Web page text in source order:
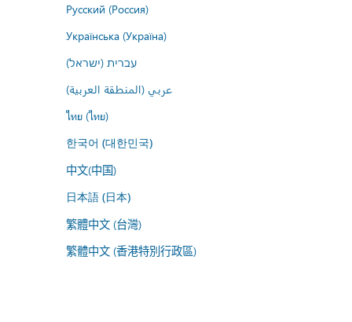
Русский (Россия)
Українська (Україна)
עברית (ישראל)
عربي (المنطقة العربية)
ไทย (ไทย)
한국어 (대한민국)
中文(中国)
日本語 (日本)
繁體中文 (台灣)
繁體中文 (香港特別行政區)